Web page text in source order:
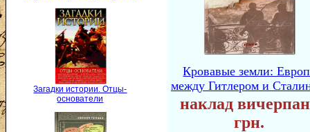
Загадки истории. Отцы-
основатели
Кровавые земли:
между Гитлером и
наклад
грн.